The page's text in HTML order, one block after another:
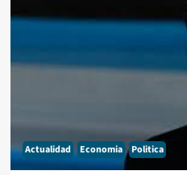
Actualidad Economia Politica